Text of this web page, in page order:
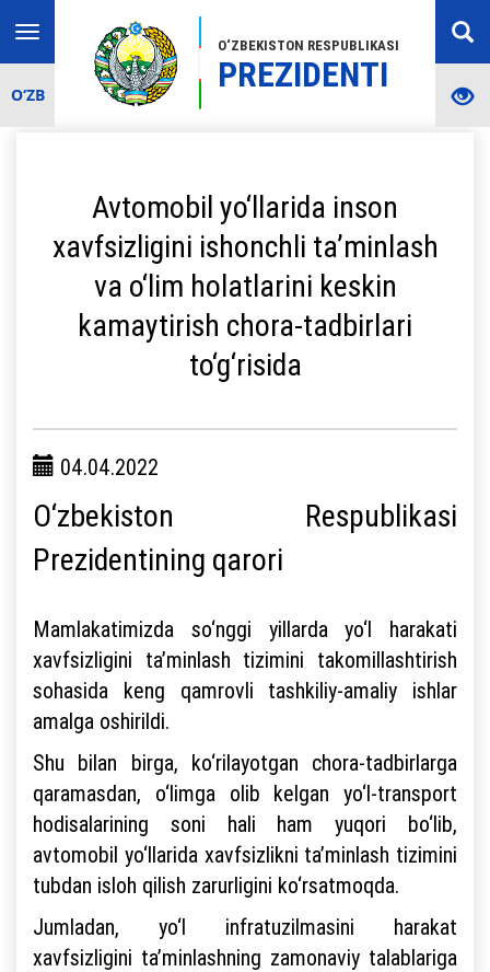
O‘ZBEKISTON RESPUBLIKASI
PREZIDENTI
Toggle
navigation
O‘ZB
Avtomobil yo‘llarida inson
xavfsizligini ishonchli ta’minlash
va o‘lim holatlarini keskin
kamaytirish chora-tadbirlari
to‘g‘risida
04.04.2022
O‘zbekiston Respublikasi
Prezidentining qarori
Mamlakatimizda so‘nggi yillarda yo‘l harakati
xavfsizligini ta’minlash tizimini takomillashtirish
sohasida keng qamrovli tashkiliy-amaliy ishlar
amalga oshirildi.
Shu bilan birga, ko‘rilayotgan chora-tadbirlarga
qaramasdan, o‘limga olib kelgan yo‘l-transport
hodisalarining soni hali ham yuqori bo‘lib,
avtomobil yo‘llarida xavfsizlikni ta’minlash tizimini
tubdan isloh qilish zarurligini ko‘rsatmoqda.
Jumladan, yo‘l infratuzilmasini harakat
xavfsizligini ta’minlashning zamonaviy talablariga